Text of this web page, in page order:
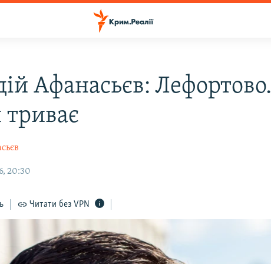
Афанасьєв: Лефортово.
20:30
Читати без VPN